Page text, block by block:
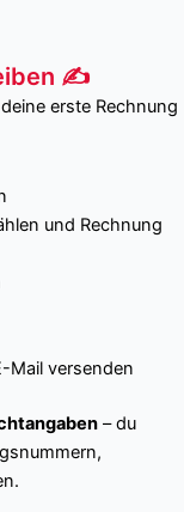
✍️
erste Rechnung
und Rechnung
Mail versenden
– du